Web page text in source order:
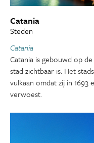
Catania
Steden
Catania
Catania is gebouwd op
stad zichtbaar is. Het
vulkaan omdat zij in
verwoest.